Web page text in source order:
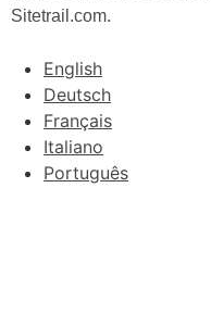
Sitetrail.com.
English
Deutsch
Français
Italiano
Português